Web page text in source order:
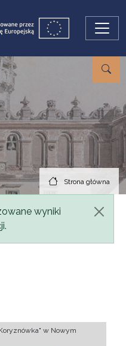
Strona główna
wyniki
w Nowym